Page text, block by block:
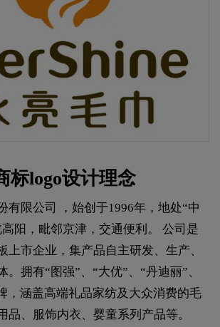
标logo设计理念
有限公司 ，始创于1996年，地处“中
阳，毗邻京津，交通便利。 公司是
上市企业，集产品自主研发、生产、
拥有“图强”、“大优”、“丹迪丽”、
，涵盖高端礼品家纺及大众消费的毛
品、服饰内衣、婴童系列产品等。